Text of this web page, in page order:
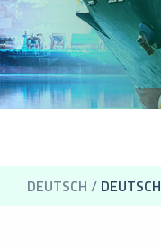
DEUTSCH / DEUTSCH